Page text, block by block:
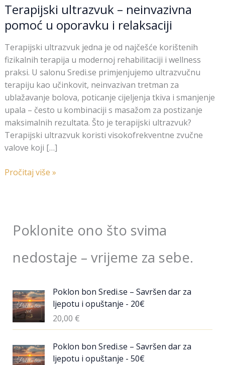
Terapijski ultrazvuk – neinvazivna
pomoć u oporavku i relaksaciji
Terapijski ultrazvuk jedna je od najčešće korištenih
fizikalnih terapija u modernoj rehabilitaciji i wellness
praksi. U salonu Sredi.se primjenjujemo ultrazvučnu
terapiju kao učinkovit, neinvazivan tretman za
ublažavanje bolova, poticanje cijeljenja tkiva i smanjenje
upala – često u kombinaciji s masažom za postizanje
maksimalnih rezultata. Što je terapijski ultrazvuk?
Terapijski ultrazvuk koristi visokofrekventne zvučne
valove koji […]
Pročitaj više »
Poklonite ono što svima
nedostaje – vrijeme za sebe.
Poklon bon Sredi.se – Savršen dar za
ljepotu i opuštanje - 20€
20,00 €
Poklon bon Sredi.se – Savršen dar za
ljepotu i opuštanje - 50€